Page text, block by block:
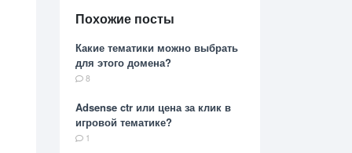
Похожие посты
Какие тематики можно выбрать
для этого домена?
8
Adsense ctr или цена за клик в
игровой тематике?
1